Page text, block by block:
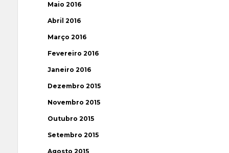
Maio 2016
Abril 2016
Março 2016
Fevereiro 2016
Janeiro 2016
Dezembro 2015
Novembro 2015
Outubro 2015
Setembro 2015
Agosto 2015